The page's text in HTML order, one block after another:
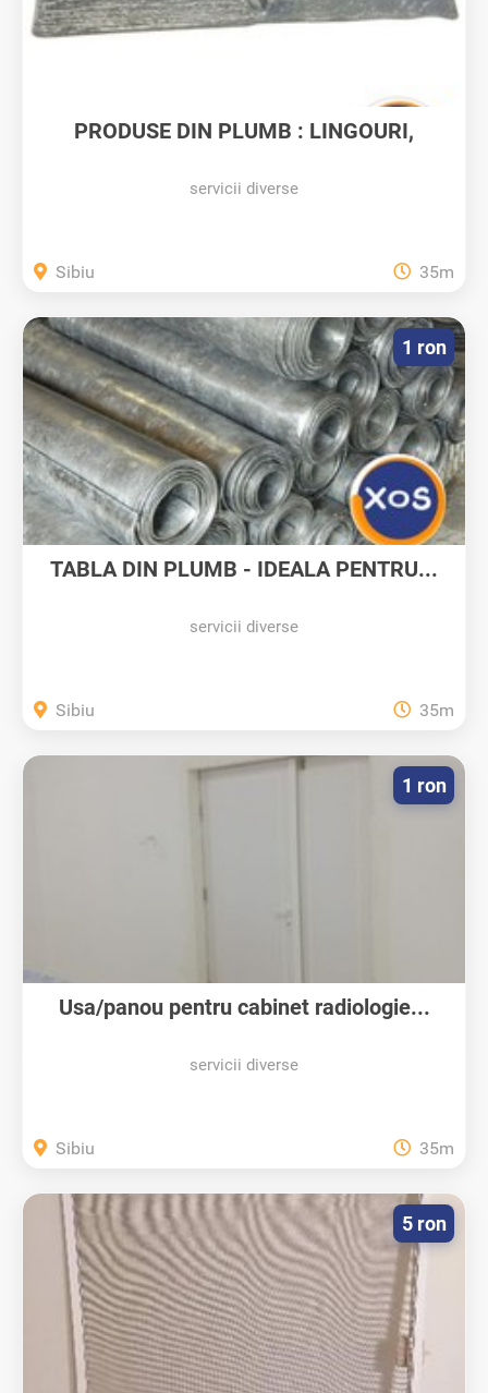
PRODUSE DIN PLUMB : LINGOURI,
servicii diverse
Sibiu 35m
TABLA DIN PLUMB - IDEALA PENTRU...
servicii diverse
1 ron
Sibiu 35m
Usa/panou pentru cabinet radiologie...
servicii diverse
1 ron
Sibiu 35m
5 ron